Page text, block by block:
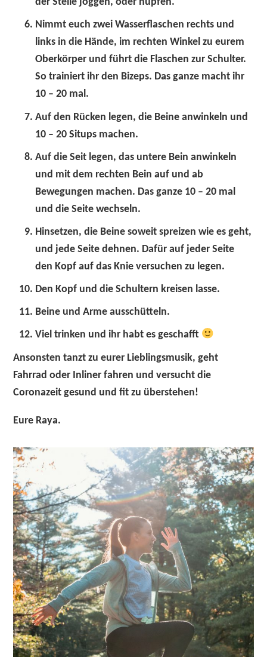
Nimmt euch zwei Wasserflaschen rechts und
links in die Hände, im rechten Winkel zu eurem
Oberkörper und führt die Flaschen zur Schulter.
So trainiert ihr den Bizeps. Das ganze macht ihr
10 – 20 mal.
Auf den Rücken legen, die Beine anwinkeln und
10 – 20 Situps machen.
Auf die Seit legen, das untere Bein anwinkeln
und mit dem rechten Bein auf und ab
Bewegungen machen. Das ganze 10 – 20 mal
und die Seite wechseln.
Hinsetzen, die Beine soweit spreizen wie es geht,
und jede Seite dehnen. Dafür auf jeder Seite
den Kopf auf das Knie versuchen zu legen.
Den Kopf und die Schultern kreisen lasse.
Beine und Arme ausschütteln.
Viel trinken und ihr habt es geschafft
Ansonsten tanzt zu eurer Lieblingsmusik, geht
Fahrrad oder Inliner fahren und versucht die
Coronazeit gesund und fit zu überstehen!
Eure Raya.